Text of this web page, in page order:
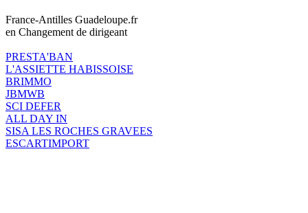
France-Antilles Guadeloupe.fr
en Changement de dirigeant
PRESTA'BAN
L'ASSIETTE HABISSOISE
BRIMMO
JBMWB
SCI DEFER
ALL DAY IN
SISA LES ROCHES GRAVEES
ESCARTIMPORT